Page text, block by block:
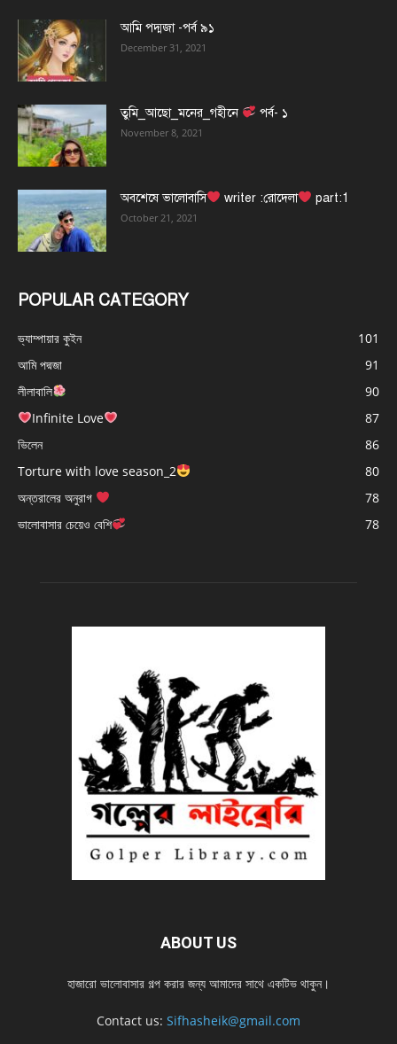
আমি পদ্মজা -পর্ব ৯১
December 31, 2021
তুমি_আছো_মনের_গহীনে পর্ব- ১
November 8, 2021
অবশেষে ভালোবাসি writer :রোদেলা part:1
October 21, 2021
POPULAR CATEGORY
ভ্যাম্পায়ার কুইন
101
আমি পদ্মজা
91
লীলাবালি
90
Infinite Love
87
ভিলেন
86
Torture with love season_2
80
অন্তরালের অনুরাগ
78
ভালোবাসার চেয়েও বেশি
78
ABOUT US
হাজারো ভালোবাসার গল্প করার জন্য আমাদের সাথে একটিভ থাকুন।
Contact us: Sifhasheik@gmail.com